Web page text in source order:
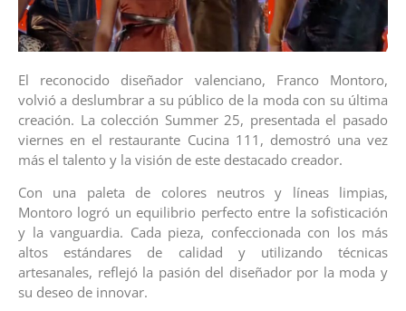
El reconocido diseñador valenciano, Franco Montoro,
volvió a deslumbrar a su público de la moda con su última
creación. La colección Summer 25, presentada el pasado
viernes en el restaurante Cucina 111, demostró una vez
más el talento y la visión de este destacado creador.
Con una paleta de colores neutros y líneas limpias,
Montoro logró un equilibrio perfecto entre la sofisticación
y la vanguardia. Cada pieza, confeccionada con los más
altos estándares de calidad y utilizando técnicas
artesanales, reflejó la pasión del diseñador por la moda y
su deseo de innovar.